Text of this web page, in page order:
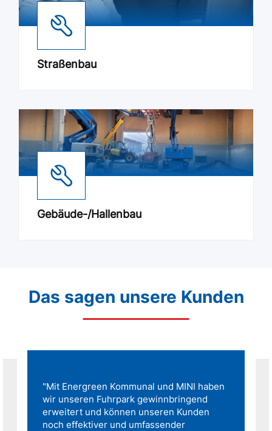
Straßenbau
Gebäude-/Hallenbau
Das sagen unsere Kunden
"Mit Energreen Kommunal und MINI haben
wir unseren Fuhrpark gewinnbringend
erweitert und können unseren Kunden
noch effektiver und umfassender